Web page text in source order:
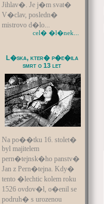
Jihlav�. Je j�m svat�
V�clav, posledn�
mistrovo d�lo...
cel� �l�nek...
L�ska, kter� p�e�ila
smrt o 13 let
Na po��tku 16. stolet�
byl majitelem
pern�tejnsk�ho panstv�
Jan z Pern�tejna. Kdy�
tento �lechtic kolem roku
1526 ovdov�l, o�enil se
podruh� s urozenou